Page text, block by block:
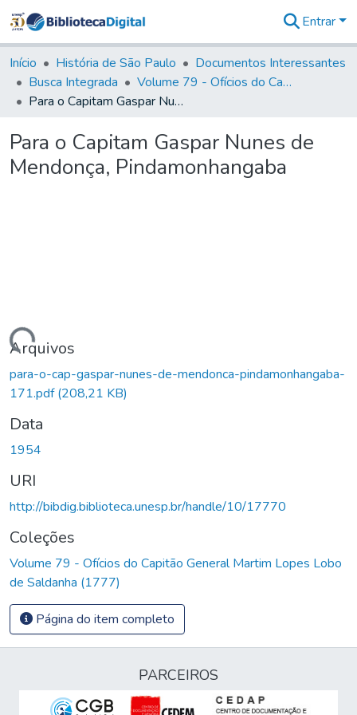
&
Coleções
Tudo na
Biblioteca
Estatísticas
Entrar
Início História de São Paulo
Documentos Interessantes
Busca Integrada
Volume 79 - Ofícios do Capitão General Martim Lopes Lobo de Saldanha (1777)
Para o Capitam Gaspar Nunes de Mendonça, Pindamonhangaba
Para o Capitam Gaspar Nunes de
Mendonça, Pindamonhangaba
Carregando...
Arquivos
para-o-cap-gaspar-nunes-de-mendonca-pindamonhangaba-
171.pdf(208,21 KB)
Data
1954
URI
http://bibdig.biblioteca.unesp.br/handle/10/17770
Coleções
Volume 79 - Ofícios do Capitão General Martim Lopes Lobo
de Saldanha (1777)
Página do item completo
PARCEIROS